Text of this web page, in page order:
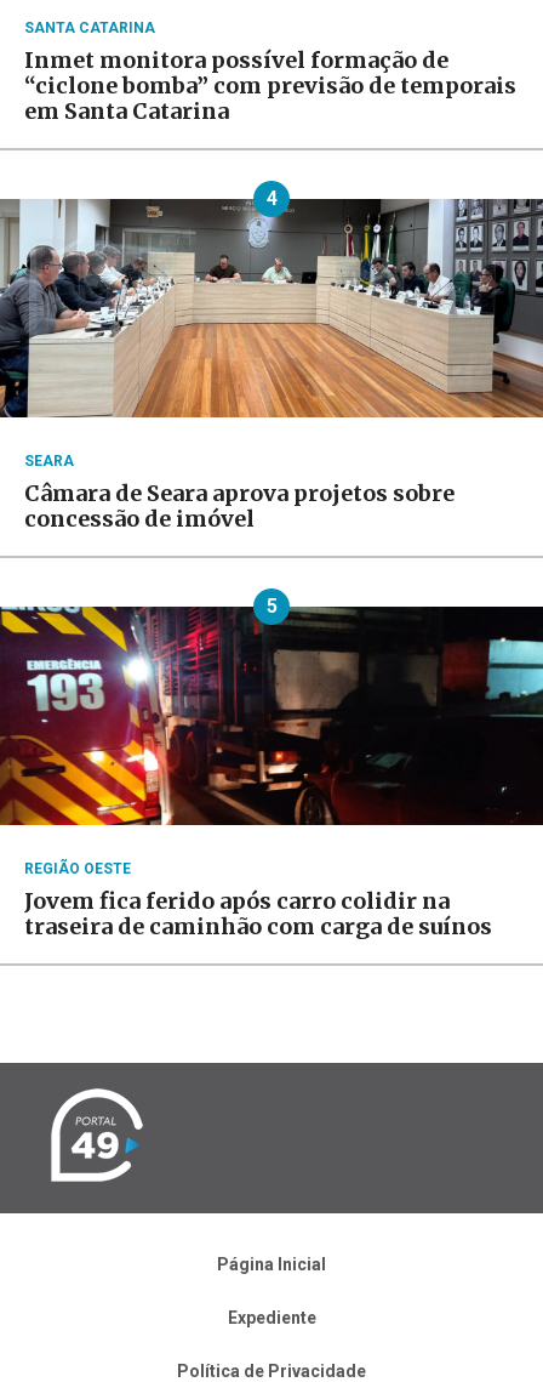
SANTA CATARINA
Inmet monitora possível formação de
“ciclone bomba” com previsão de temporais
em Santa Catarina
4
SEARA
Câmara de Seara aprova projetos sobre
concessão de imóvel
5
REGIÃO OESTE
Jovem fica ferido após carro colidir na
traseira de caminhão com carga de suínos
Página Inicial
Expediente
Política de Privacidade